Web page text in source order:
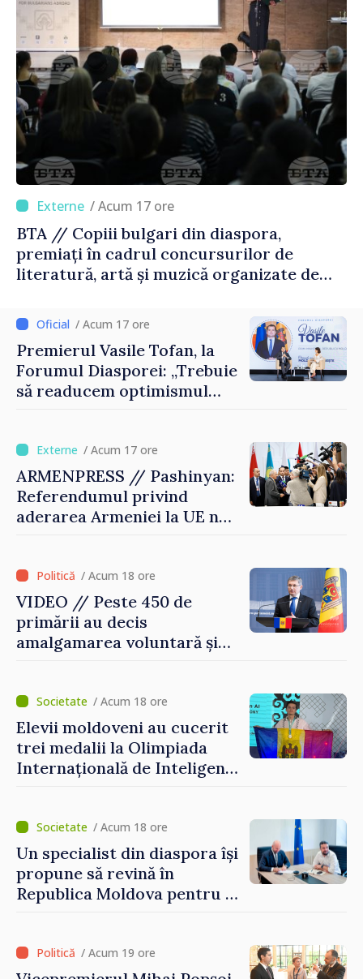
/ Acum 17 ore
BTA // Copiii bulgari din diaspora,
premiați în cadrul concursurilor de
literatură, artă și muzică organizate de
Străinătate/ Acum 17 ore
Premierul Vasile Tofan, la
Forumul Diasporei: „Trebuie
să readucem optimismul
direcția corectă”
/ Acum 17 ore
ARMENPRESS // Pashinyan:
Referendumul privind
aderarea Armeniei la UE nu
/ Acum 18 ore
VIDEO // Peste 450 de
primării au decis
amalgamarea voluntară și
Grosu: „Este important să
depășim blocajele și să dăm o
șansă localităților să se
dezvolte”
/ Acum 18 ore
Elevii moldoveni au cucerit
trei medalii la Olimpiada
Internațională de Inteligență
/ Acum 18 ore
Un specialist din diaspora își
propune să revină în
Republica Moldova pentru a
/ Acum 19 ore